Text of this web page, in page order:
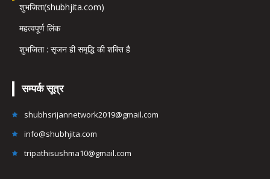
शुभजिता(shubhjita.com)
महत्वपूर्ण लिंक
शुभजिता : सृजन ही समृद्धि की शक्ति है
सम्पर्क सूत्र
shubhsrijannetwork2019@gmail.com
info@shubhjita.com
tripathisushma10@gmail.com